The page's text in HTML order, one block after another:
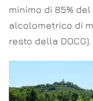
minimo di 85%
alcolometrico di
resto della DOCG).